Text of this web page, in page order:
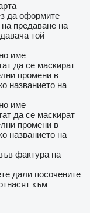
да оформите
предаване на
той
име
да се маскират
промени в
названието на
име
да се маскират
промени в
названието на
фактура на
дали посочените
към